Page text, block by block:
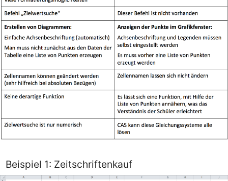
Beispiel 1: Zeitschriftenkauf